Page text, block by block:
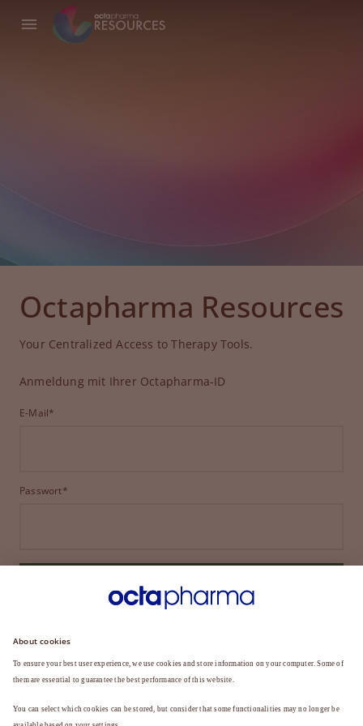
Octapharma Resources
Your Centralized Access to Therapy Tools.
Anmeldung mit Ihrer Octapharma-ID
E-Mail*
Passwort*
ANMELDEN